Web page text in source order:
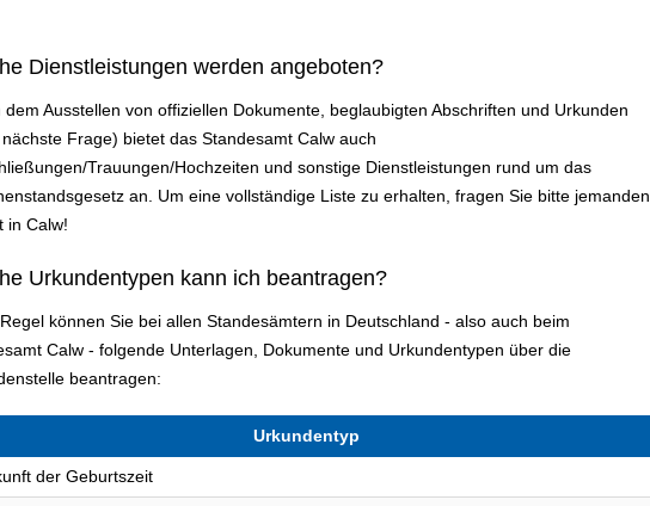
Dienstleistungen werden angeboten?
dem Ausstellen von offiziellen Dokumente, beglaubigten Abschriften und Urkunden
Frage) bietet das Standesamt Calw auch
Trauungen/Hochzeiten und sonstige Dienstleistungen rund um das
an. Um eine vollständige Liste zu erhalten, fragen Sie bitte jemanden
in Calw!
Urkundentypen kann ich beantragen?
können Sie bei allen Standesämtern in Deutschland - also auch beim
Calw - folgende Unterlagen, Dokumente und Urkundentypen über die
beantragen:
Urkundentyp
der Geburtszeit